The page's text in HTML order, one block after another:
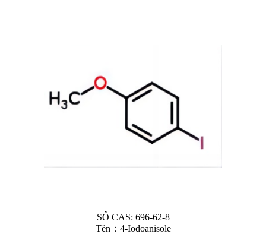
SỐ CAS: 696-62-8
Tên：4-Iodoanisole